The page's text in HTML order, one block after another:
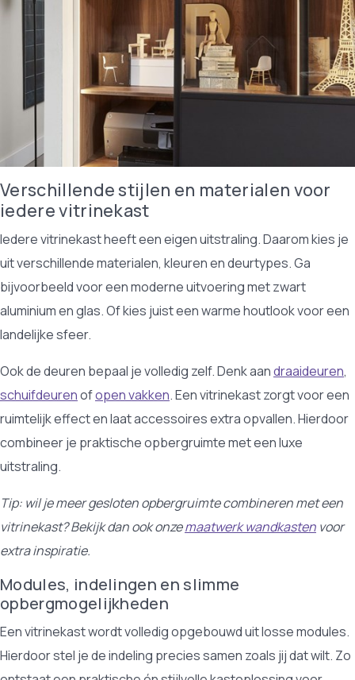
Verschillende stijlen en materialen voor
iedere vitrinekast
Iedere vitrinekast heeft een eigen uitstraling. Daarom kies je
uit verschillende materialen, kleuren en deurtypes. Ga
bijvoorbeeld voor een moderne uitvoering met zwart
aluminium en glas. Of kies juist een warme houtlook voor een
landelijke sfeer.
Ook de deuren bepaal je volledig zelf. Denk aandraaideuren,
schuifdeurenofopen vakken. Een vitrinekast zorgt voor een
ruimtelijk effect en laat accessoires extra opvallen. Hierdoor
combineer je praktische opbergruimte met een luxe
uitstraling.
Tip: wil je meer gesloten opbergruimte combineren met een
vitrinekast? Bekijk dan ook onzemaatwerk wandkasten voor
extra inspiratie.
Modules, indelingen en slimme
opbergmogelijkheden
Een vitrinekast wordt volledig opgebouwd uit losse modules.
Hierdoor stel je de indeling precies samen zoals jij dat wilt. Zo